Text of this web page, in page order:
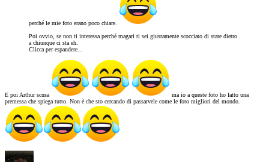
perché le mie foto erano poco chiare.
Poi ovvio, se non ti interessa perché magari ti sei giustamente scocciato di stare dietro
a chiunque ci sta eh.
Clicca per espandere...
E poi Arthur scusa
ma io a queste foto ho fatto una
premessa che spiega tutto. Non è che sto cercando di passarvele come le foto migliori del mondo.